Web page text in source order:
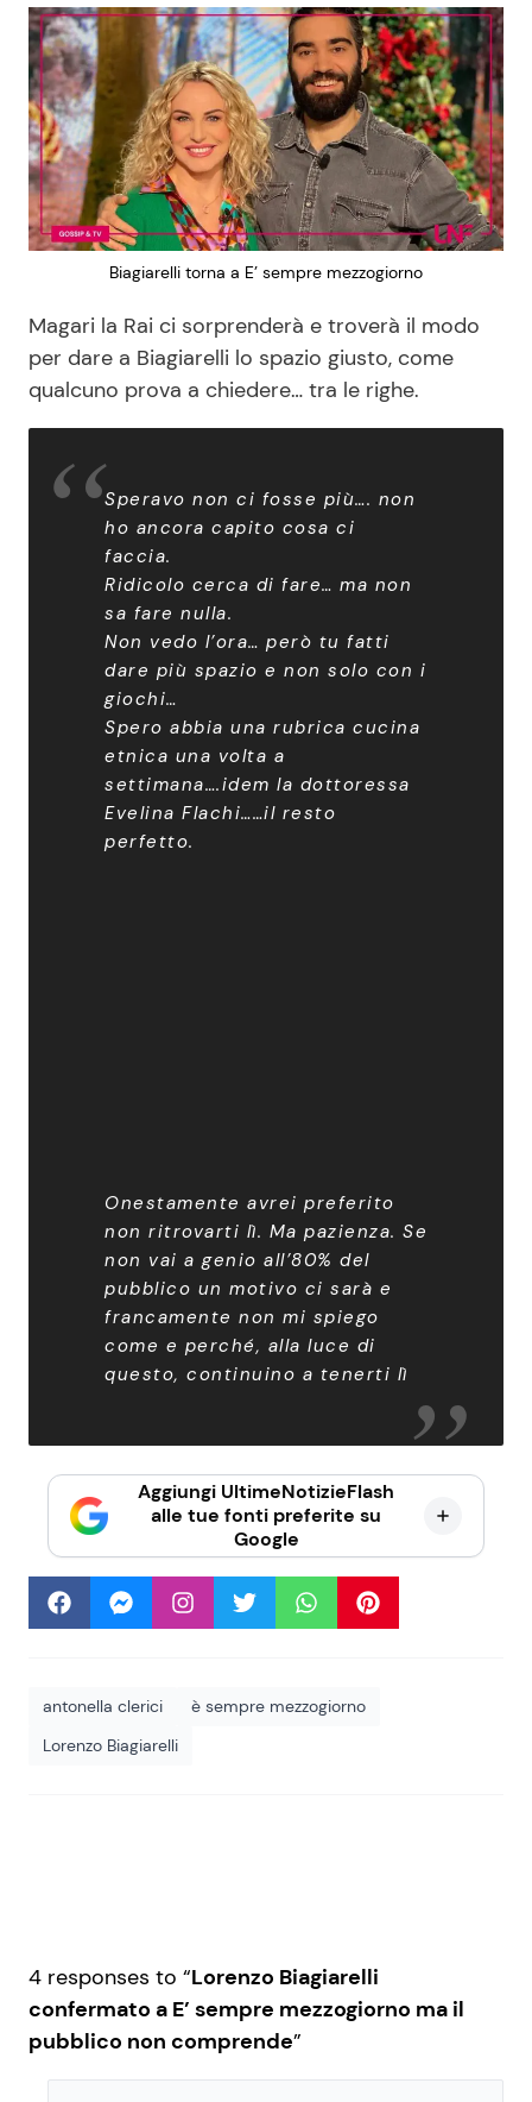
Biagiarelli torna a E’ sempre mezzogiorno
Magari la Rai ci sorprenderà e troverà il modo
per dare a Biagiarelli lo spazio giusto, come
qualcuno prova a chiedere… tra le righe.
Speravo non ci fosse più…. non
ho ancora capito cosa ci
faccia.
Ridicolo cerca di fare… ma non
sa fare nulla.
Non vedo l’ora… però tu fatti
dare più spazio e non solo con i
giochi…
Spero abbia una rubrica cucina
etnica una volta a
settimana….idem la dottoressa
Evelina Flachi……il resto
perfetto.
Onestamente avrei preferito
non ritrovarti lì. Ma pazienza. Se
non vai a genio all’80% del
pubblico un motivo ci sarà e
francamente non mi spiego
come e perché, alla luce di
questo, continuino a tenerti lì
Aggiungi UltimeNotizieFlash
alle tue fonti preferite su
Google
antonella clerici
è sempre mezzogiorno
Lorenzo Biagiarelli
4 responses to “Lorenzo Biagiarelli
confermato a E’ sempre mezzogiorno ma il
pubblico non comprende”